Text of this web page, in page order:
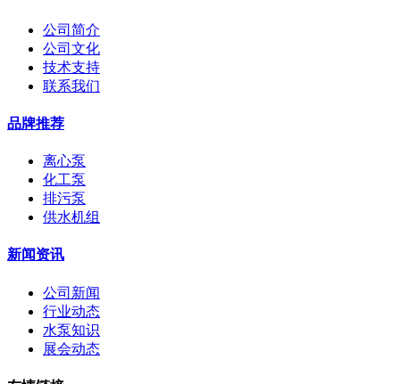
公司简介
公司文化
技术支持
联系我们
品牌推荐
离心泵
化工泵
排污泵
供水机组
新闻资讯
公司新闻
行业动态
水泵知识
展会动态